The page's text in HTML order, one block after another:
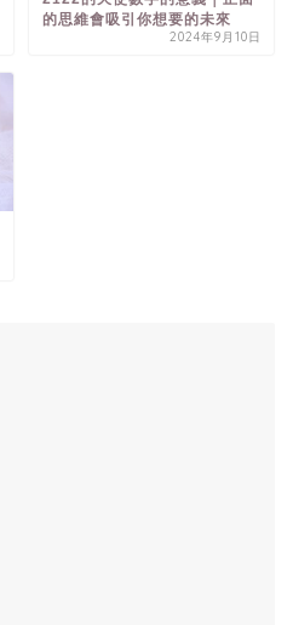
的思維會吸引你想要的未來
2024年9月10日